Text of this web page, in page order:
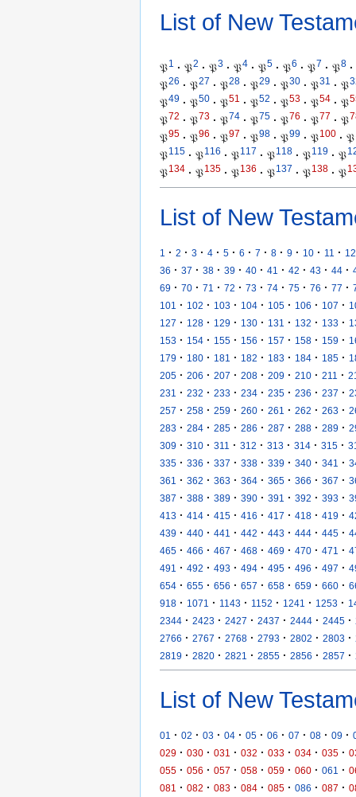
List of New
𝔓1 · 𝔓2 · 𝔓3 · 𝔓4 · 𝔓5 · 𝔓6 · 𝔓7 · 𝔓8 ·
𝔓26 · 𝔓27 · 𝔓28 · 𝔓29 · 𝔓30 · 𝔓31 · 𝔓
𝔓49 · 𝔓50 · 𝔓51 · 𝔓52 · 𝔓53 · 𝔓54 · 𝔓
𝔓72 · 𝔓73 · 𝔓74 · 𝔓75 · 𝔓76 · 𝔓77 · 𝔓
𝔓95 · 𝔓96 · 𝔓97 · 𝔓98 · 𝔓99 · 𝔓100 · 𝔓
𝔓115 · 𝔓116 · 𝔓117 · 𝔓118 · 𝔓119 · 𝔓
𝔓134 · 𝔓135 · 𝔓136 · 𝔓137 · 𝔓138 · 𝔓
List of New
1 · 2 · 3 · 4 · 5 · 6 · 7 · 8 · 9 · 10 · 11 · 12
36 · 37 · 38 · 39 · 40 · 41 · 42 · 43 · 44 ·
69 · 70 · 71 · 72 · 73 · 74 · 75 · 76 · 77 ·
101
· 102 · 103 · 104 · 105 · 106 · 107 ·
127 · 128 · 129 · 130 · 131 · 132 · 133 ·
153 · 154 · 155 · 156 · 157 · 158 · 159 ·
179 · 180 · 181 · 182 · 183 · 184 · 185 ·
205 · 206 · 207 · 208 · 209 · 210 · 211 ·
231
· 232 · 233 · 234 · 235 · 236 · 237 ·
257 · 258 · 259 · 260 · 261 · 262 · 263 ·
283 · 284 · 285 · 286 · 287 · 288 · 289 ·
309 · 310 · 311 · 312 · 313 · 314 · 315 ·
335 · 336 · 337 · 338 · 339 · 340 · 341 ·
361
· 362 · 363 · 364 · 365 · 366 · 367 ·
387 · 388 · 389 · 390 · 391 · 392 · 393 ·
413 · 414 · 415 · 416 · 417 · 418 · 419 ·
439 · 440 · 441 · 442 · 443 · 444 · 445 ·
465 · 466 · 467 · 468 · 469 · 470 · 471 ·
491
· 492 · 493 · 494 · 495 · 496 · 497 ·
654 · 655 · 656 · 657 · 658 · 659 · 660 ·
918 · 1071 · 1143 · 1152 · 1241 · 1253 ·
2344 · 2423 · 2427 · 2437 · 2444 · 2445 ·
2766 · 2767 · 2768 · 2793 · 2802 · 2803 ·
2819 · 2820 · 2821 · 2855 · 2856 · 2857 ·
List of New
01 · 02 · 03 · 04 · 05 · 06 · 07 · 08 · 09 ·
029 · 030 · 031 · 032 · 033 · 034 · 035 ·
055 · 056 · 057 · 058 · 059 · 060 · 061 ·
081
· 082 · 083 · 084 · 085 · 086 · 087 ·